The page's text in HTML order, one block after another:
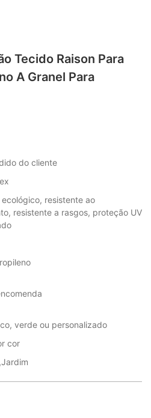
Tecido Raison Para
A Granel Para
do cliente
ecológico, resistente ao
resistente a rasgos, proteção UV
verde ou personalizado
cor